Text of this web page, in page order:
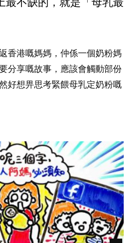
香港嘅媽媽，仲係一個奶粉媽
分享嘅故事，應該會觸動部份
好想畀思考緊餵母乳定奶粉嘅